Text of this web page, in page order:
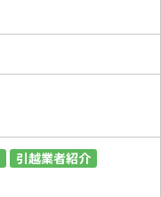
引越業者紹介